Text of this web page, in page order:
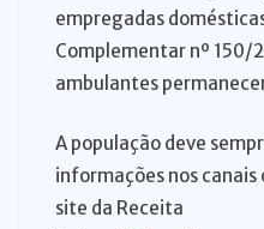
empregadas
Complementar nº 150/
ambulantes
A população deve
informações nos
site da Receita